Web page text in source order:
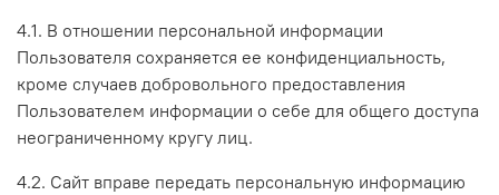
4.1. В отношении персональной информации
Пользователя сохраняется ее конфиденциальность,
кроме случаев добровольного предоставления
Пользователем информации о себе для общего доступа
неограниченному кругу лиц.
4.2. Сайт вправе передать персональную информацию